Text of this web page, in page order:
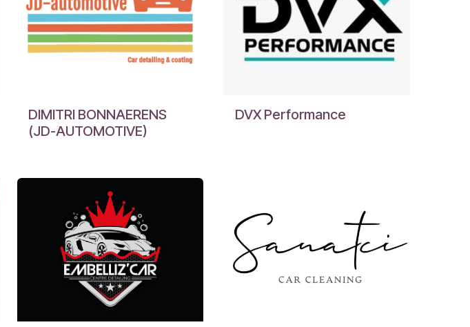
DIMITRI BONNAERENS
(JD-AUTOMOTIVE)
DVX Performance